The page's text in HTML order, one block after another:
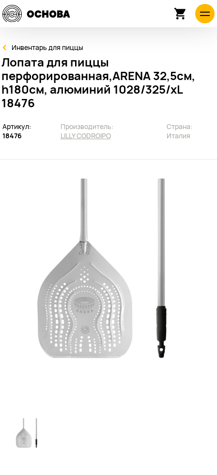
Инвентарь для пиццы
Лопата для пиццы
перфорированная,ARENA 32,5см,
h180см, алюминий 1028/325/xL
18476
Артикул:
18476
Производитель:
LILLY CODROIPO
Страна:
Италия